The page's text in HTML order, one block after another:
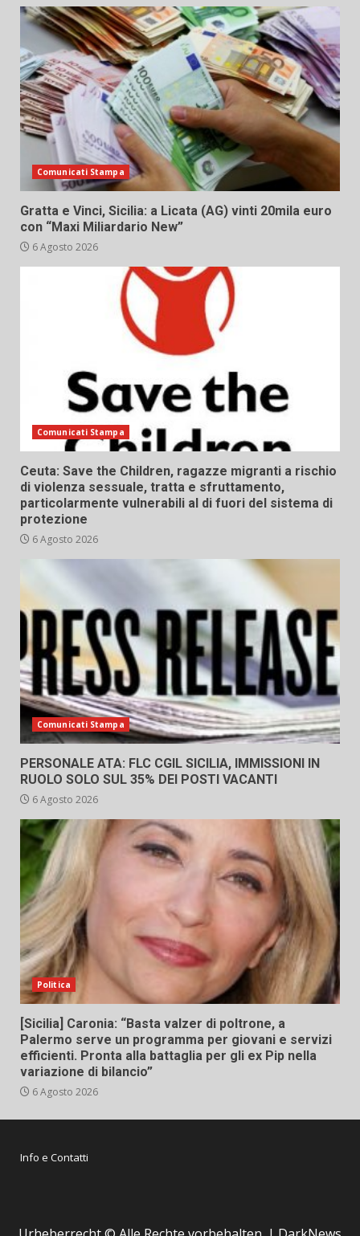
Comunicati Stampa
Gratta e Vinci, Sicilia: a Licata (AG) vinti 20mila euro
con “Maxi Miliardario New”
6 Agosto 2026
Comunicati Stampa
Ceuta: Save the Children, ragazze migranti a rischio
di violenza sessuale, tratta e sfruttamento,
particolarmente vulnerabili al di fuori del sistema di
protezione
6 Agosto 2026
Comunicati Stampa
PERSONALE ATA: FLC CGIL SICILIA, IMMISSIONI IN
RUOLO SOLO SUL 35% DEI POSTI VACANTI
6 Agosto 2026
Politica
[Sicilia] Caronia: “Basta valzer di poltrone, a
Palermo serve un programma per giovani e servizi
efficienti. Pronta alla battaglia per gli ex Pip nella
variazione di bilancio”
6 Agosto 2026
Info e Contatti